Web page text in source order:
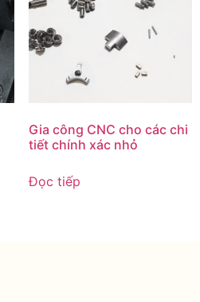
Gia công CNC cho các chi
tiết chính xác nhỏ
Đọc tiếp